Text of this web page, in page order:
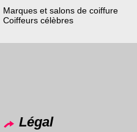
Marques et salons de coiffure
Coiffeurs célèbres
Légal